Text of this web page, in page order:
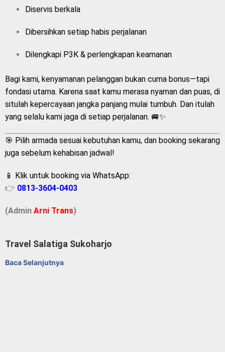
Diservis berkala
Dibersihkan setiap habis perjalanan
Dilengkapi P3K & perlengkapan keamanan
Bagi kami, kenyamanan pelanggan bukan cuma bonus—tapi
fondasi utama. Karena saat kamu merasa nyaman dan puas, di
situlah kepercayaan jangka panjang mulai tumbuh. Dan itulah
yang selalu kami jaga di setiap perjalanan. 🚐✨
🎯 Pilih armada sesuai kebutuhan kamu, dan booking sekarang
juga sebelum kehabisan jadwal!
📱 Klik untuk booking via WhatsApp:
👉 0813-3604-0403
(Admin Arni Trans)
Travel Salatiga Sukoharjo
Baca Selanjutnya